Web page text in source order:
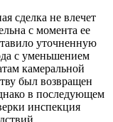
сделка не влечет
с момента ее
уточненную
с уменьшением
камеральной
был возвращен
в последующем
инспекция